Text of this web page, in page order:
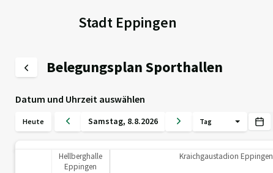
Stadt Eppingen
Belegungsplan Sporthallen
Datum und Uhrzeit auswählen
Heute Samstag, 8.8.2026 Tag
Hellberghalle
Eppingen
Kraichgaustadion Eppingen